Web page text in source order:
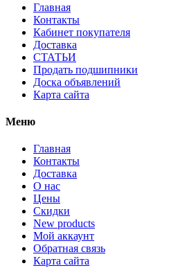
Главная
Контакты
Кабинет покупателя
Доставка
СТАТЬИ
Продать подшипники
Доска объявлений
Карта сайта
Меню
Главная
Контакты
Доставка
О нас
Цены
Скидки
New products
Мой аккаунт
Обратная связь
Карта сайта